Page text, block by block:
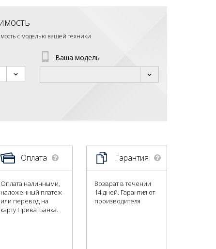
с моделью вашей техники
Ваша модель
Оплата
Оплата наличными,
наложенный платеж
или перевод на
карту ПриватБанка.
Гарантия
Возврат в течении
14 дней. Гарантия от
производителя